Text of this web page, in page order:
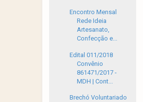
Encontro Mensal
Rede Ideia
Artesanato,
Confecção e...
Edital 011/2018
Convênio
861471/2017 -
MDH | Cont...
Brechó Voluntariado